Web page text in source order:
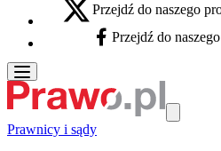
X - otwiera się w nowej karcie
Przejdź do naszego
Facebook - otwiera się w
Przejdź do
Prawnicy i sądy